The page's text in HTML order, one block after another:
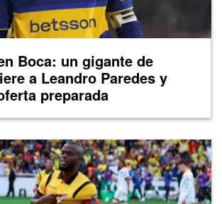
Boca: un gigante de
a Leandro Paredes y
preparada